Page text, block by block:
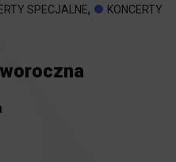
SPECJALNE,
KONCERTY